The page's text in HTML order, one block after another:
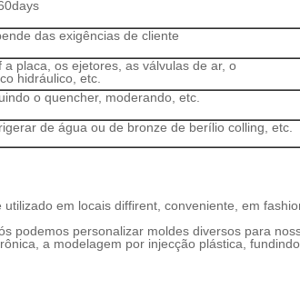
das exigências de cliente
a placa, os ejetores, as válvulas de ar, o
hidráulico, etc.
o quencher, moderando, etc.
de água ou de bronze de berílio colling, etc.
em locais diffirent, conveniente, em
podemos personalizar moldes diversos para
a modelagem por injecção plástica,